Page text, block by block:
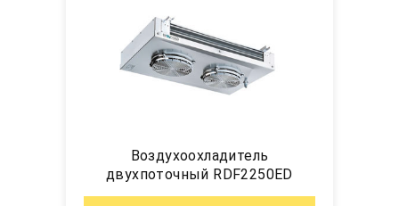
Воздухоохладитель
двухпоточный RDF2250ED